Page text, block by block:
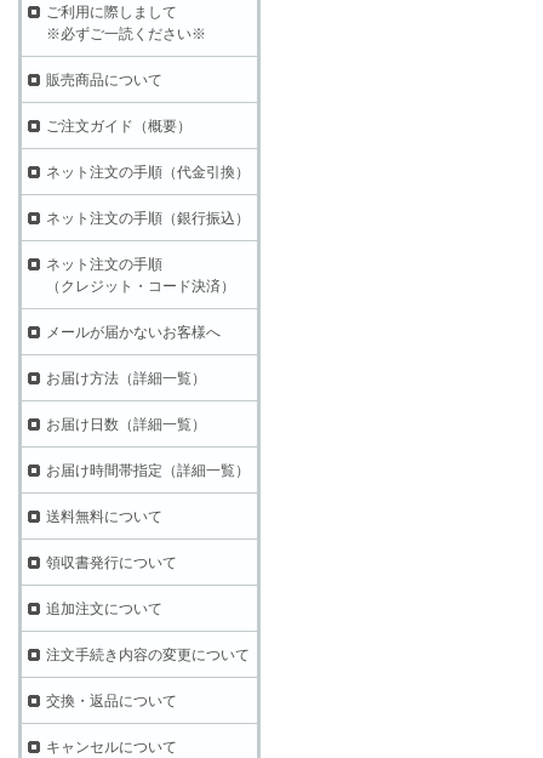
ご利用に際しまして
※必ずご一読ください※
販売商品について
ご注文ガイド（概要）
ネット注文の手順（代金引換）
ネット注文の手順（銀行振込）
ネット注文の手順
（クレジット・コード決済）
メールが届かないお客様へ
お届け方法（詳細一覧）
お届け日数（詳細一覧）
お届け時間帯指定（詳細一覧）
送料無料について
領収書発行について
追加注文について
注文手続き内容の変更について
交換・返品について
キャンセルについて